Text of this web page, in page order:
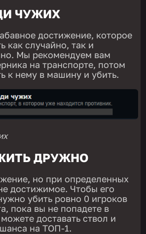
ЧУЖИХ
достижение, которое
как случайно, так и
Мы рекомендуем вам
на транспорте, потом
к нему в машину и убить.
ДРУЖНО
но при определенных
достижимое. Чтобы его
убить ровно 0 игроков
пока вы не попадете в
доставать ствол и
на ТОП-1.